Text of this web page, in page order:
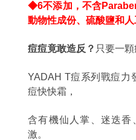
◆6不添加，不含
動物性成份、硫酸鹽和人
痘痘竟敢造反？ 只要一
YADAH T痘系列戰痘力
痘快快霜，
含有機仙人掌、迷迭香
激。